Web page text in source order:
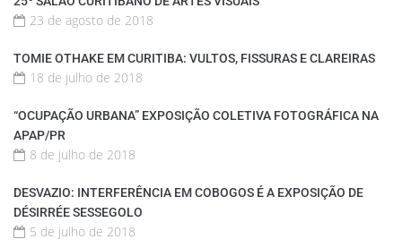
23 de agosto de 2018
TOMIE OTHAKE EM CURITIBA: VULTOS, FISSURAS E CLAREIRAS
18 de julho de 2018
“OCUPAÇÃO URBANA” EXPOSIÇÃO COLETIVA FOTOGRÁFICA NA
APAP/PR
8 de julho de 2018
DESVAZIO: INTERFERÊNCIA EM COBOGOS É A EXPOSIÇÃO DE
DÉSIRRÉE SESSEGOLO
5 de julho de 2018